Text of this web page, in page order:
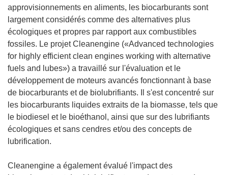
approvisionnements en aliments, les biocarburants sont
largement considérés comme des alternatives plus
écologiques et propres par rapport aux combustibles
fossiles. Le projet Cleanengine («Advanced technologies
for highly efficient clean engines working with alternative
fuels and lubes») a travaillé sur l'évaluation et le
développement de moteurs avancés fonctionnant à base
de biocarburants et de biolubrifiants. Il s'est concentré sur
les biocarburants liquides extraits de la biomasse, tels que
le biodiesel et le bioéthanol, ainsi que sur des lubrifiants
écologiques et sans cendres et/ou des concepts de
lubrification.
Cleanengine a également évalué l'impact des